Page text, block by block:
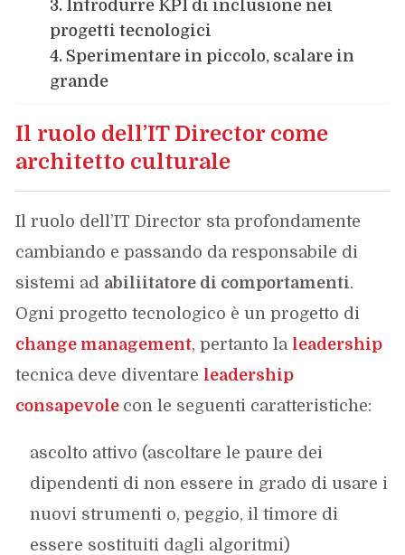
3. Introdurre KPI di inclusione nei
progetti tecnologici
4. Sperimentare in piccolo, scalare in
grande
Il ruolo dell’IT Director come
architetto culturale
Il ruolo dell’IT Director sta profondamente
cambiando e passando da responsabile di
sistemi ad abiliitatore di comportamenti.
Ogni progetto tecnologico è un progetto di
change management, pertanto la leadership
tecnica deve diventare leadership
consapevole con le seguenti caratteristiche:
ascolto attivo (ascoltare le paure dei
dipendenti di non essere in grado di usare i
nuovi strumenti o, peggio, il timore di
essere sostituiti dagli algoritmi)